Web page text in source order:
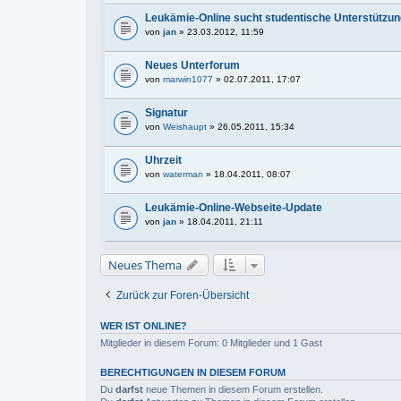
Leukämie-Online sucht studentische
von jan » 23.03.2012, 11:59
Neues Unterforum
von marwin1077 » 02.07.2011, 17:07
Signatur
von Weishaupt » 26.05.2011, 15:34
Uhrzeit
von waterman » 18.04.2011, 08:07
Leukämie-Online-Webseite-Update
von jan » 18.04.2011, 21:11
Neues Thema
Zurück zur Foren-Übersicht
WER IST ONLINE?
Mitglieder in diesem Forum: 0 Mitglieder und 1 Gast
BERECHTIGUNGEN IN DIESEM FORUM
Du darfst neue Themen in diesem Forum erstellen.